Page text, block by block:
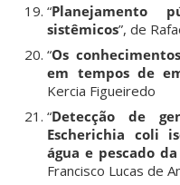
“Planejamento
sistêmicos”, de
“Os
em tempos de
Kercia Figueiredo
“Detecção de
Escherichia coli
água e pescado
Francisco Lucas de